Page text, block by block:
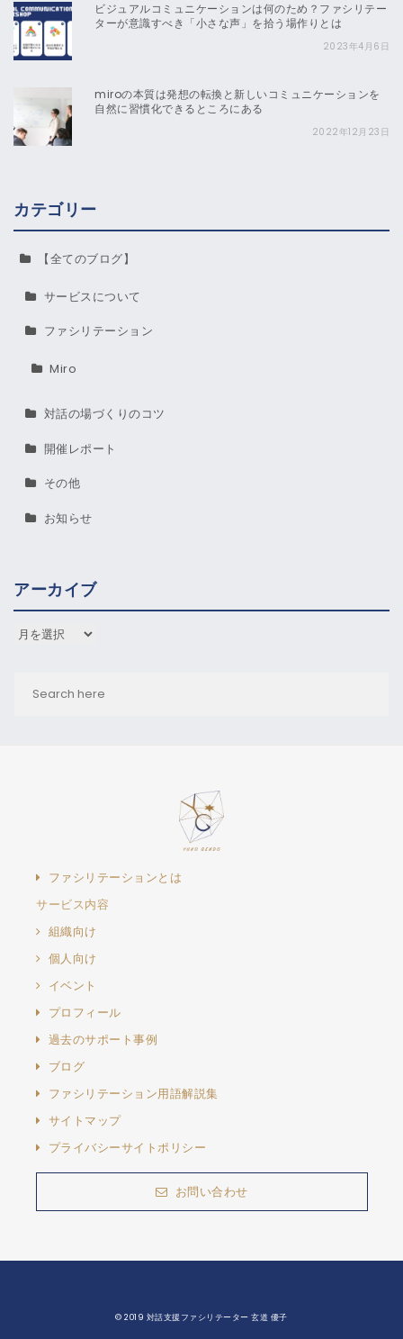
ビジュアルコミュニケーションは何のため？ファシリテー
ターが意識すべき「小さな声」を拾う場作りとは
2023年4月6日
miroの本質は発想の転換と新しいコミュニケーションを
自然に習慣化できるところにある
2022年12月23日
カテゴリー
【全てのブログ】
サービスについて
ファシリテーション
Miro
対話の場づくりのコツ
開催レポート
その他
お知らせ
アーカイブ
アーカイブ
ファシリテーションとは
サービス内容
組織向け
個人向け
イベント
プロフィール
過去のサポート事例
ブログ
ファシリテーション用語解説集
サイトマップ
プライバシーサイトポリシー
お問い合わせ
© 2019 対話支援ファシリテーター 玄道 優子